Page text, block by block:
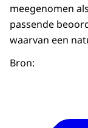
meegenomen
passende
waarvan een
Bron: